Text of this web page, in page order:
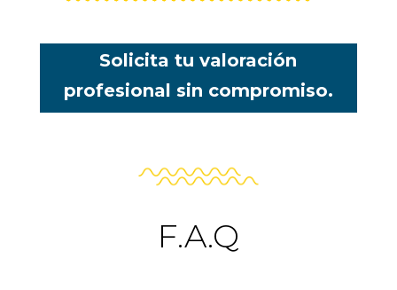
Solicita tu valoración
profesional sin compromiso.
F.A.Q